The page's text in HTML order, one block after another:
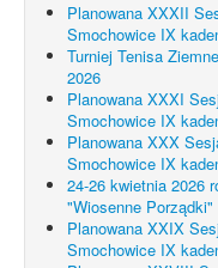
Planowana XXXII
Smochowice IX
Turniej Tenisa
2026
Planowana XXXI
Smochowice IX
Planowana XXX
Smochowice IX
24-26 kwietnia 2026
"Wiosenne Porządki"
Planowana XXIX
Smochowice IX